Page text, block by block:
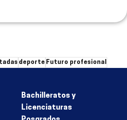
deporte Futuro profesional
Bachilleratos y
Licenciaturas